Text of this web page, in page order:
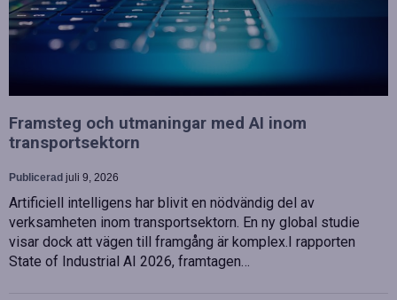
Framsteg och utmaningar med AI inom
transportsektorn
Publicerad juli 9, 2026
Artificiell intelligens har blivit en nödvändig del av
verksamheten inom transportsektorn. En ny global studie
visar dock att vägen till framgång är komplex.I rapporten
State of Industrial AI 2026, framtagen…